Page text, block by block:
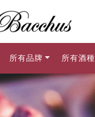
所有品牌 所有酒種